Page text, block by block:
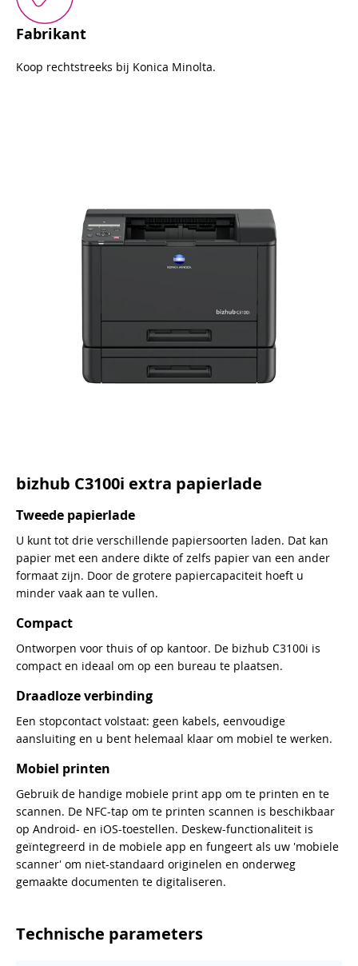
Fabrikant
Koop rechtstreeks bij Konica Minolta.
bizhub C3100i extra papierlade
Tweede papierlade
U kunt tot drie verschillende papiersoorten laden. Dat kan
papier met een andere dikte of zelfs papier van een ander
formaat zijn. Door de grotere papiercapaciteit hoeft u
minder vaak aan te vullen.
Compact
Ontworpen voor thuis of op kantoor. De bizhub C3100i is
compact en ideaal om op een bureau te plaatsen.
Draadloze verbinding
Een stopcontact volstaat: geen kabels, eenvoudige
aansluiting en u bent helemaal klaar om mobiel te werken.
Mobiel printen
Gebruik de handige mobiele print app om te printen en te
scannen. De NFC-tap om te printen scannen is beschikbaar
op Android- en iOS-toestellen. Deskew-functionaliteit is
geïntegreerd in de mobiele app en fungeert als uw 'mobiele
scanner' om niet-standaard originelen en onderweg
gemaakte documenten te digitaliseren.
Technische parameters